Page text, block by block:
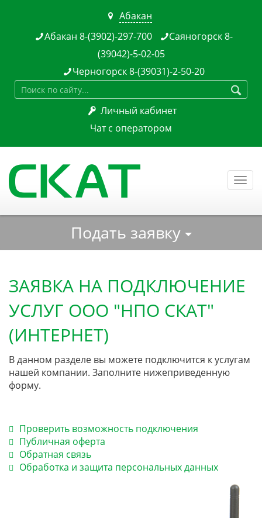
 Абакан
Абакан 8-(3902)-297-700 Саяногорск 8-
(39042)-5-02-05
Черногорск 8-(39031)-2-50-20

 Личный кабинет
Чат с оператором
Подать заявку
ЗАЯВКА НА ПОДКЛЮЧЕНИЕ
УСЛУГ ООО "НПО СКАТ"
(ИНТЕРНЕТ)
В данном разделе вы можете подключится к услугам
нашей компании. Заполните нижеприведенную
форму.
Проверить возможность подключения
Публичная оферта
Обратная связь
Обработка и защита персональных данных